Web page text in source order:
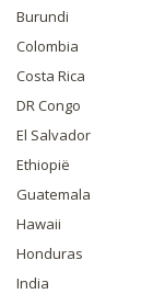
Burundi
Colombia
Costa Rica
DR Congo
El Salvador
Ethiopië
Guatemala
Hawaii
Honduras
India